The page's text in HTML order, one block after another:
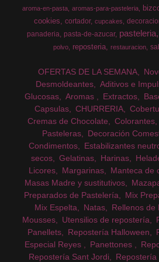
aroma-en-pasta aromas-para-pasteleria
cookies cortador cupcakes
panaderia pasta-de-azucar pasteleria
polvo
reposteria restauracion
OFERTAS DE LA SEMANA
Desmoldeantes
Aditivos e
Glucosas
Aromas Extractos
Capsulas
CHURRERIA
Cremas de Chocolate
Colorantes
Pasteleras
Decoración
Condimentos
Estabilizantes
secos
Gelatinas Harinas
Licores
Margarinas Manteca de
Masas Madre y sustitutivos
Preparados de Pastelería
Mix
Mix Espelta
Natas Rellenos de
Mousses
Utensilios de repostería
Panellets
Repostería Halloween
Especial Reyes
Panettones
Repostería Sant Jordi
Repostería